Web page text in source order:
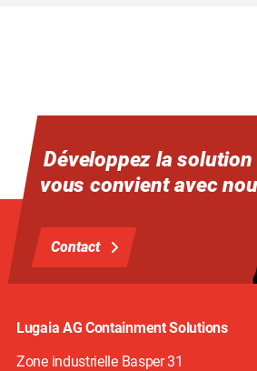
Développez la
vous convient avec
Contact
Lugaia AG Containment Solutions
Zone industrielle Basper 31